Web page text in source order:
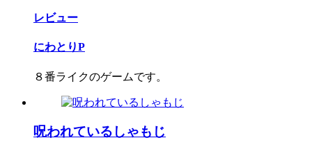
レビュー
にわとりP
８番ライクのゲームです。
呪われているしゃもじ